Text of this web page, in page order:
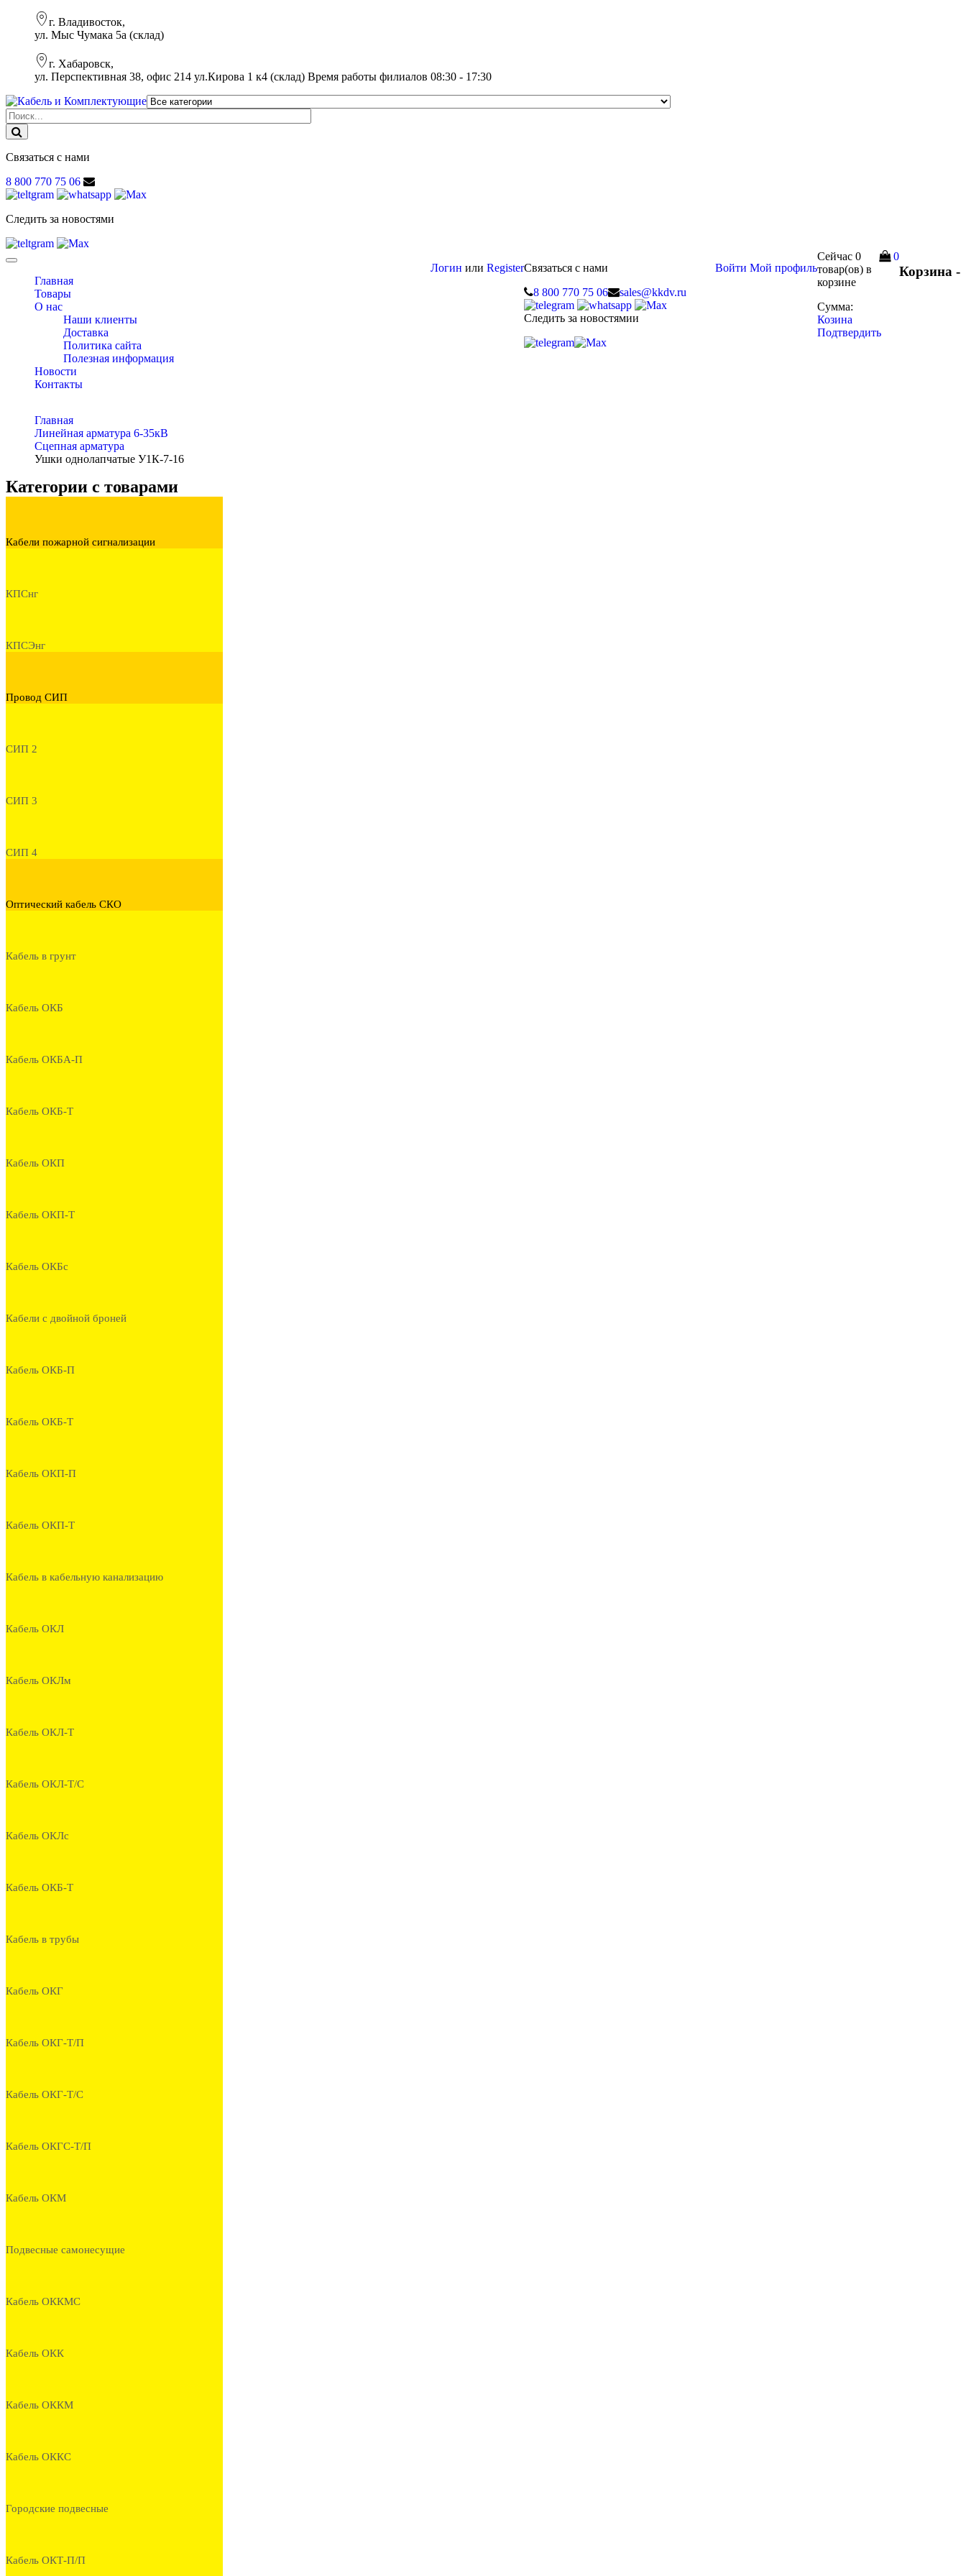
г. Владивосток,
ул. Мыс Чумака 5а (склад)
г. Хабаровск,
ул. Перспективная 38, офис 214 ул.Кирова 1 к4 (склад) Время работы филиалов 08:30 - 17:30
Связаться с нами
8 800 770 75 06
Следить за новостями
Корзина -
0
Сейчас 0
товар(ов) в
корзине
Сумма:
Козина
Подтвердить
Войти Мой профиль
Связаться с нами
8 800 770 75 06
sales@kkdv.ru
Следить за новостямии
Toggle
navigationГлавная
Товары
О нас
Наши клиенты
Доставка
Политика сайта
Полезная информация
Новости
Контакты
Логин или Register
Главная
Линейная арматура 6-35кВ
Сцепная арматура
Ушки однолапчатые У1К-7-16
Категории с товарами
Кабели пожарной сигнализации
КПСнг
КПСЭнг
Провод СИП
СИП 2
СИП 3
СИП 4
Оптический кабель СКО
Кабель в грунт
Кабель ОКБ
Кабель ОКБА-П
Кабель ОКБ-Т
Кабель ОКП
Кабель ОКП-Т
Кабель ОКБс
Кабели с двойной броней
Кабель ОКБ-П
Кабель ОКБ-Т
Кабель ОКП-П
Кабель ОКП-Т
Кабель в кабельную канализацию
Кабель ОКЛ
Кабель ОКЛм
Кабель ОКЛ-Т
Кабель ОКЛ-Т/С
Кабель ОКЛс
Кабель ОКБ-Т
Кабель в трубы
Кабель ОКГ
Кабель ОКГ-Т/П
Кабель ОКГ-Т/С
Кабель ОКГС-Т/П
Кабель ОКМ
Подвесные самонесущие
Кабель ОККМС
Кабель ОКК
Кабель ОККМ
Кабель ОККС
Городские подвесные
Кабель ОКТ-П/П